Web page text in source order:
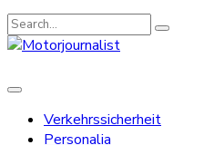
Search
for:
Verkehrssicherheit
Personalia